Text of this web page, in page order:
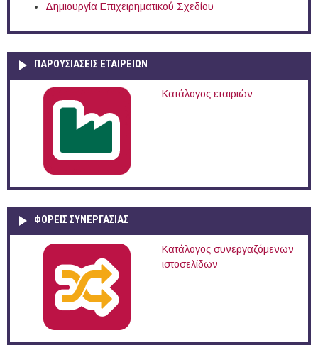
Δημιουργία Επιχειρηματικού Σχεδίου
ΠΑΡΟΥΣΙΆΣΕΙΣ ΕΤΑΙΡΕΙΏΝ
Κατάλογος εταιριών
ΦΟΡΕΙΣ ΣΥΝΕΡΓΑΣΙΑΣ
Κατάλογος συνεργαζόμενων
ιστοσελίδων